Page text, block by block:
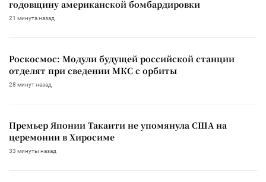
годовщину американской бомбардировки
21 минута назад
Роскосмос: Модули будущей российской станции
отделят при сведении МКС с орбиты
28 минут назад
Премьер Японии Такаити не упомянула США на
церемонии в Хиросиме
33 минуты назад